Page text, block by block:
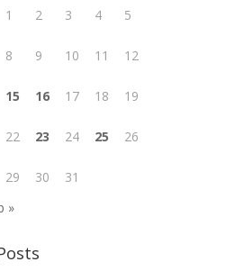
1 2 3 4 5
8 9 10 11 12
15 16 17 18 19
22 23 24 25 26
29 30
31
»